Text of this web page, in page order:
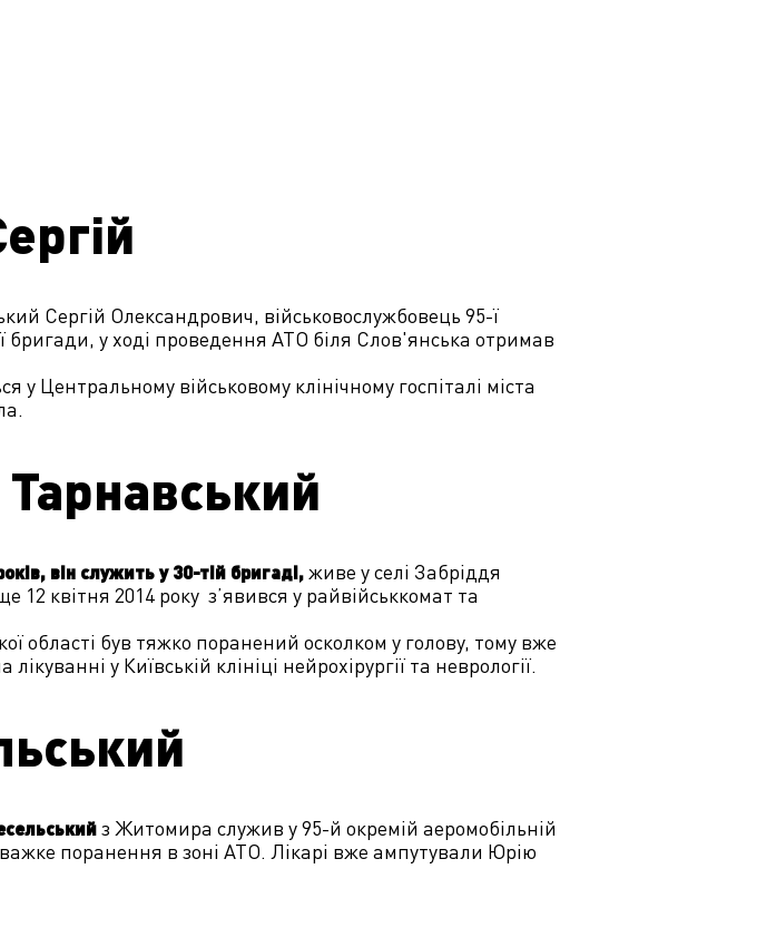
Сергій Олександрович, військовослужбовець 95-ї
бригади, у ході проведення АТО біля Слов'янська отримав
Центральному військовому клінічному госпіталі міста
він служить у 30-тій бригаді,живе у селі Забріддя
12 квітня 2014 року з’явився у райвійськкомат та
області був тяжко поранений осколком у голову, тому вже
у Київській клініці нейрохірургії та неврології.
з Житомира служив у 95-й окремій аеромобільній
поранення в зоні АТО. Лікарі вже ампутували Юрію